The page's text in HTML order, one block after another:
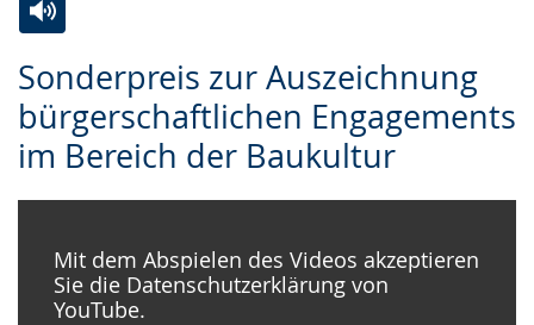
Sonderpreis zur Auszeichnung
bürgerschaftlichen Engagements
im Bereich der Baukultur
Leichten
Sprache
wechseln.
Audio-
Unterstützung.
Video
in
Deutscher
angezeigt.
Mit dem Abspielen des Videos akzeptieren
Sie die Datenschutzerklärung von
YouTube.